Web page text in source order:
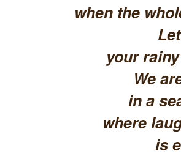
when the
your
We
in a
where
is